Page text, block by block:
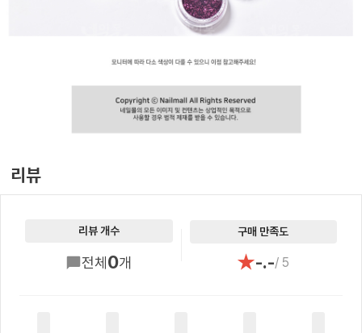
리뷰
리뷰 개수
전체 0개
구매 만족도
★-.-/ 5